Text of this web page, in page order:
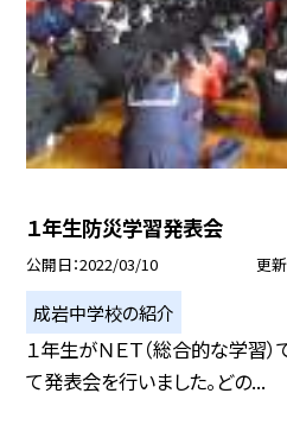
１年生防災学習発表会
公開日 2022/03/10 更
成岩中学校の紹介
１年生がＮＥＴ（総合的な学習
て発表会を行いました。どの...